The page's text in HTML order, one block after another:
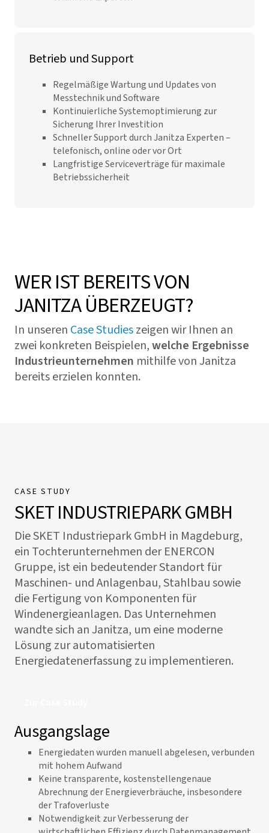
Betrieb und Support
Regelmäßige Wartung und Updates von
Messtechnik und Software
Kontinuierliche Systemoptimierung zur
Sicherung Ihrer Investition
Schneller Support durch Janitza Experten –
telefonisch, online oder vor Ort
Langfristige Serviceverträge für maximale
Betriebssicherheit
WER IST BEREITS VON
JANITZA ÜBERZEUGT?
In unseren Case Studieszeigen wir Ihnen an
zwei konkreten Beispielen,welche Ergebnisse
Industrieunternehmen mithilfe von Janitza
bereits erzielen konnten.
CASE STUDY
SKET INDUSTRIEPARK GMBH
Die SKET Industriepark GmbH in Magdeburg,
ein Tochterunternehmen der ENERCON
Gruppe, ist ein bedeutender Standort für
Maschinen- und Anlagenbau, Stahlbau sowie
die Fertigung von Komponenten für
Windenergieanlagen. Das Unternehmen
wandte sich an Janitza, um eine moderne
Lösung zur automatisierten
Energiedatenerfassung zu implementieren.
Ausgangslage
Energiedaten wurden manuell abgelesen, verbunden
mit hohem Aufwand
Keine transparente, kostenstellengenaue
Abrechnung der Energieverbräuche, insbesondere
der Trafoverluste
Notwendigkeit zur Verbesserung der